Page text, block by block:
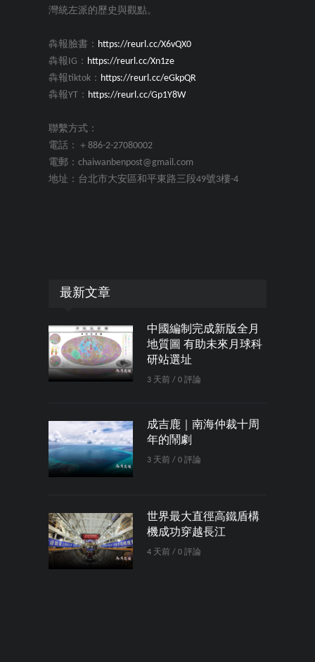
灣統左派的歷史與觀點。
犇報臉書： https://reurl.cc/X6vQX0
犇報IG： https://reurl.cc/Xn1ze
犇報tiktok： https://reurl.cc/eGkpQR
犇報YT： https://reurl.cc/Gp1Y8W
聯繫方式：
電話：＋886-2-27080002
電郵：chaiwanbenpost@gmail.com
地址：台北市大安區和平東路三段49號3樓-4
最新文章
中國編制完成新版全月
地質圖 有助未來月球科
研站選址
3 天前 / 0 評論
成吉鹿｜南海仲裁十周
年的鬧劇
3 天前 / 0 評論
世界最大直徑高鐵盾構
機成功穿越長江
4 天前 / 0 評論